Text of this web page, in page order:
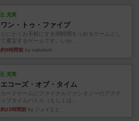
充実
ワン・トゥ・ファイブ
とにかくお手軽にすき間時間をうめるゲームとし
て重宝するゲームです。いわ...
約9時間前 by nabekoh
充実
エコーズ・オブ・タイム
カードゲームにファイナルファンタジーのアクテ
ィブタイムバトル（もしくは...
約13時間前 by ジェイとと